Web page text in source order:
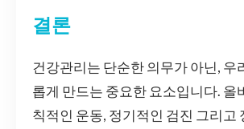
결론
건강관리는 단순한 의무가 아닌, 우
롭게 만드는 중요한 요소입니다. 올
칙적인 운동, 정기적인 검진 그리고